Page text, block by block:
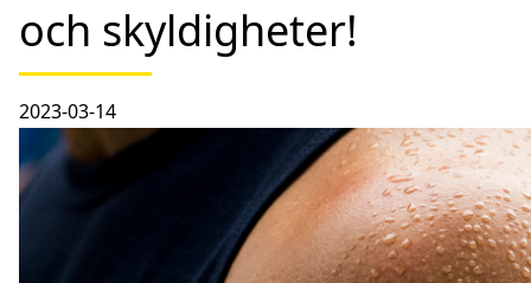
och skyldigheter!
2023-03-14